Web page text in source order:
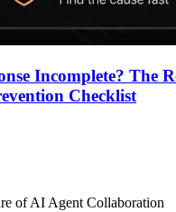
Incomplete? The
Checklist
of AI Agent Collaboration